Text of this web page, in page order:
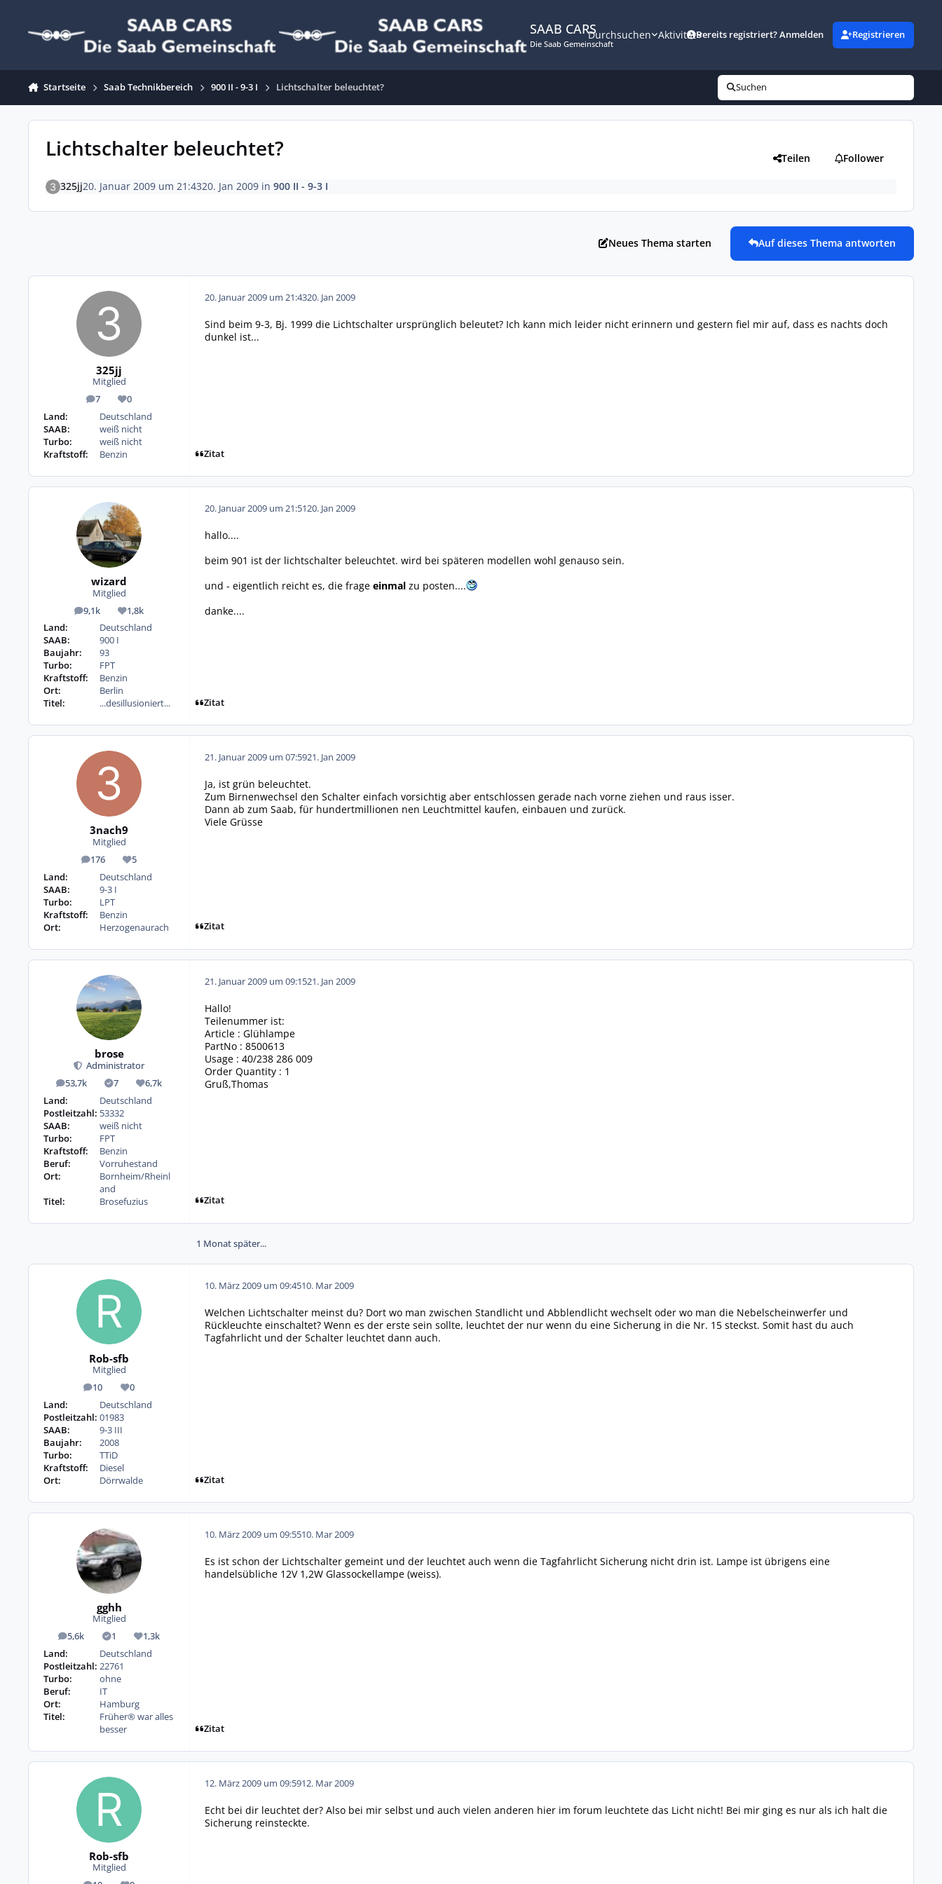
SAAB CARS
Die Saab Gemeinschaft
Durchsuchen AktivitätBereits registriert? Anmelden Registrieren
Startseite Saab Technikbereich 900 II - 9-3 I Lichtschalter beleuchtet? Suchen
Lichtschalter beleuchtet? Teilen Follower
325jj20. Januar 2009 um 21:4320. Jan 2009in 900 II - 9-3 I
Neues Thema starten Auf dieses Thema antworten
325jj
Mitglied
7
Beiträge0
Reputation
Land:
Deutschland
SAAB:
weiß nicht
Turbo:
weiß nicht
Kraftstoff:
Benzin
20. Januar 2009 um 21:4320. Jan 2009
Sind beim 9-3, Bj. 1999 die Lichtschalter ursprünglich beleutet? Ich kann mich leider nicht erinnern und gestern fiel mir auf, dass es nachts doch
dunkel ist...
Zitat
wizard
Mitglied
9,1k
Beiträge 1,8k
Reputation
Land:
Deutschland
SAAB:
900 I
Baujahr:
93
Turbo:
FPT
Kraftstoff:
Benzin
Ort:
Berlin
Titel:
...desillusioniert...
20. Januar 2009 um 21:5120. Jan 2009
hallo....
beim 901 ist der lichtschalter beleuchtet. wird bei späteren modellen wohl genauso sein.
und - eigentlich reicht es, die frage einmal zu posten....
danke....
Zitat
3nach9
Mitglied
176
Beiträge 5
Reputation
Land:
Deutschland
SAAB:
9-3 I
Turbo:
LPT
Kraftstoff:
Benzin
Ort:
Herzogenaurach
21. Januar 2009 um 07:5921. Jan 2009
Ja, ist grün beleuchtet.
Zum Birnenwechsel den Schalter einfach vorsichtig aber entschlossen gerade nach vorne ziehen und raus isser.
Dann ab zum Saab, für hundertmillionen nen Leuchtmittel kaufen, einbauen und zurück.
Viele Grüsse
Zitat
brose
Administrator
53,7k
Beiträge 7
Lösungen6,7k
Reputation
Land:
Deutschland
Postleitzahl: 53332
SAAB:
weiß nicht
Turbo:
FPT
Kraftstoff:
Benzin
Beruf:
Vorruhestand
Ort:
Bornheim/Rheinl
and
Titel:
Brosefuzius
21. Januar 2009 um 09:1521. Jan 2009
Hallo!
Teilenummer ist:
Article : Glühlampe
PartNo : 8500613
Usage : 40/238 286 009
Order Quantity : 1
Gruß,Thomas
Zitat
1 Monat später...
Rob-sfb
Mitglied
10
Beiträge 0
Reputation
Land:
Deutschland
Postleitzahl: 01983
SAAB:
9-3 III
Baujahr:
2008
Turbo:
TTiD
Kraftstoff:
Diesel
Ort:
Dörrwalde
10. März 2009 um 09:4510. Mar 2009
Welchen Lichtschalter meinst du? Dort wo man zwischen Standlicht und Abblendlicht wechselt oder wo man die Nebelscheinwerfer und
Rückleuchte einschaltet? Wenn es der erste sein sollte, leuchtet der nur wenn du eine Sicherung in die Nr. 15 steckst. Somit hast du auch
Tagfahrlicht und der Schalter leuchtet dann auch.
Zitat
gghh
Mitglied
5,6k
Beiträge 1
Lösungen1,3k
Reputation
Land:
Deutschland
Postleitzahl: 22761
Turbo:
ohne
Beruf:
IT
Ort:
Hamburg
Titel:
Früher® war alles
besser
10. März 2009 um 09:5510. Mar 2009
Es ist schon der Lichtschalter gemeint und der leuchtet auch wenn die Tagfahrlicht Sicherung nicht drin ist. Lampe ist übrigens eine
handelsübliche 12V 1,2W Glassockellampe (weiss).
Zitat
Rob-sfb
Mitglied
12. März 2009 um 09:5912. Mar 2009
Echt bei dir leuchtet der? Also bei mir selbst und auch vielen anderen hier im forum leuchtete das Licht nicht! Bei mir ging es nur als ich halt die
Sicherung reinsteckte.